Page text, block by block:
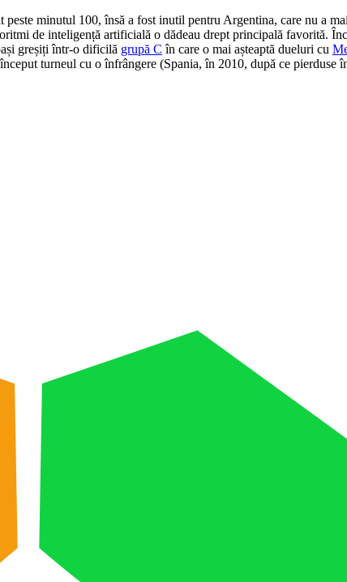
minutul 100, însă a fost inutil pentru Argentina, care nu a
de inteligență artificială o dădeau drept principală favorită.
greșiți într-o dificilă grupă C în care o mai așteaptă dueluri cu
turneul cu o înfrângere (Spania, în 2010, după ce pierduse